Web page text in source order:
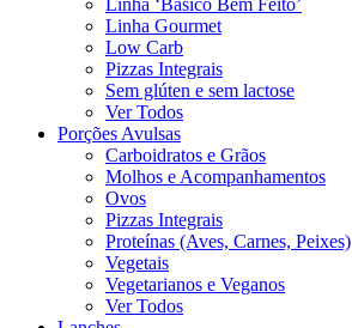
Linha ‘Básico Bem Feito’
Linha Gourmet
Low Carb
Pizzas Integrais
Sem glúten e sem lactose
Ver Todos
Porções Avulsas
Carboidratos e Grãos
Molhos e Acompanhamentos
Ovos
Pizzas Integrais
Proteínas (Aves, Carnes, Peixes)
Vegetais
Vegetarianos e Veganos
Ver Todos